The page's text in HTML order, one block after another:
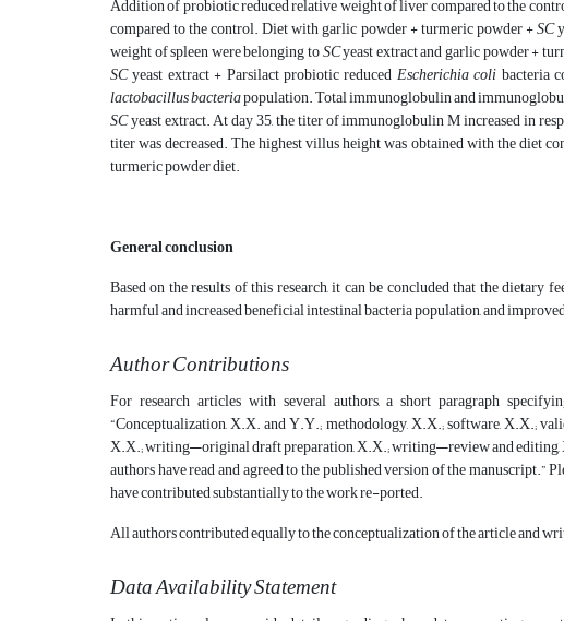
Addition of probiotic reduced relative weight of liver compared to the
compared to the control. Diet with garlic powder + turmeric powder +SC
weight of spleen were belonging toSCyeast extract and garlic powder +
SCyeast extract + Parsilact probiotic reducedEscherichia colibacteria
lactobacillus bacteriapopulation. Total immunoglobulin and
SCyeast extract. At day 35, the titer of immunoglobulin M increased in
titer was decreased. The highest villus height was obtained with the diet
turmeric powder diet.
General conclusion
Based on the results of this research, it can be concluded that the dietary
harmful and increased beneficial intestinal bacteria population, and
Author Contributions
For research articles with several authors, a short paragraph
“Conceptualization, X.X. and Y.Y.; methodology, X.X.; software, X.X.;
X.X.; writing—original draft preparation, X.X.; writing—review and
authors have read and agreed to the published version of the manuscript.”
have contributed substantially to the work re-ported.
All authors contributed equally to the conceptualization of the article and
Data Availability Statement